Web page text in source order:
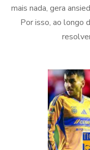
mais nada, gera
Por isso, ao longo